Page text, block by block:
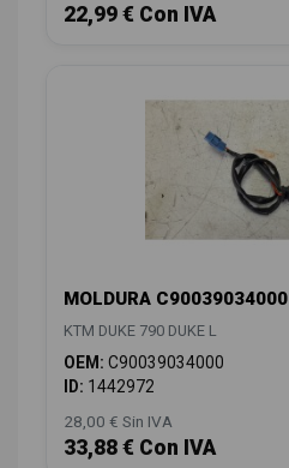
22,99 € Con IVA
MOLDURA C90039034000
KTM DUKE 790 DUKE L
OEM: C90039034000
ID: 1442972
28,00 € Sin IVA
33,88 € Con IVA